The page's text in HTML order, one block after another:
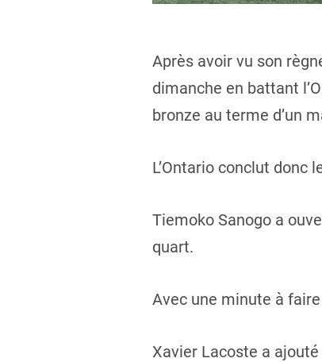
Après avoir vu son
dimanche en battant
bronze au terme d’un
L’Ontario conclut donc
Tiemoko Sanogo a
quart.
Avec une minute à
Xavier Lacoste a